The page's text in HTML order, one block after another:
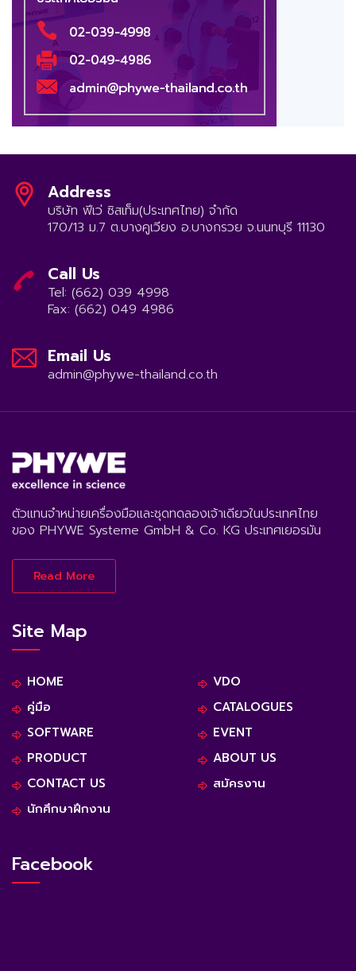
Address
บริษัท ฟีเว่ ซิสเท็ม(ประเทศไทย) จำกัด
170/13 ม.7 ต.บางคูเวียง อ.บางกรวย จ.นนทบุรี 11130
Call Us
Tel: (662) 039 4998
Fax: (662) 049 4986
Email Us
admin@phywe-thailand.co.th
ตัวแทนจำหน่ายเครื่องมือและชุดทดลองเจ้าเดียวในประเทศไทย
ของ PHYWE Systeme GmbH & Co. KG ประเทศเยอรมัน
Read More
Site Map
HOME
VDO
คู่มือ
CATALOGUES
SOFTWARE
EVENT
PRODUCT
ABOUT US
CONTACT US
สมัครงาน
นักศึกษาฝึกงาน
Facebook